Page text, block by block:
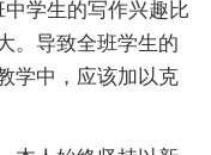
学生的写作兴趣比
。导致全班学生的
学中，应该加以克